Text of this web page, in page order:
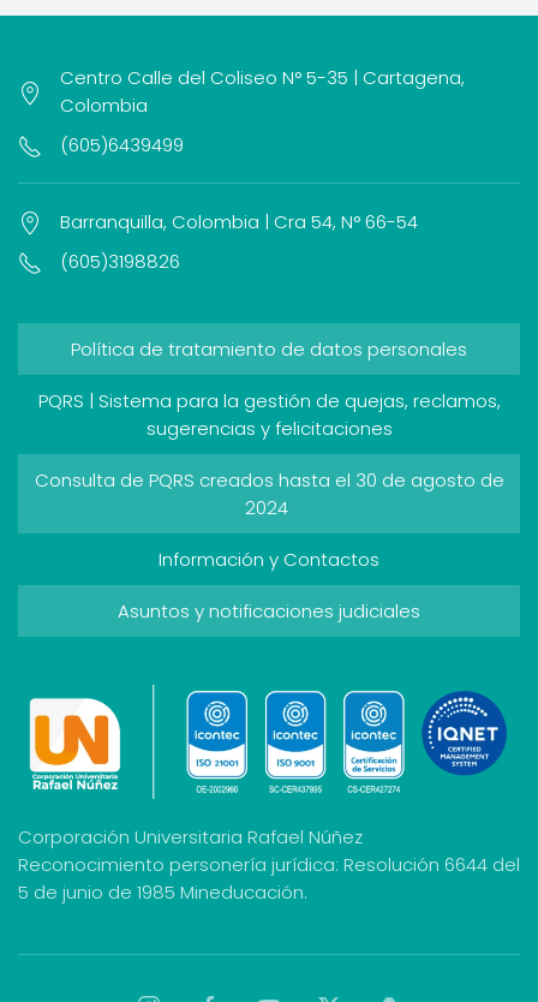
Centro Calle del Coliseo N° 5-35 | Cartagena,
Colombia
(605)6439499
Barranquilla, Colombia | Cra 54, N° 66-54
(605)3198826
Política de tratamiento de datos personales
PQRS | Sistema para la gestión de quejas, reclamos,
sugerencias y felicitaciones
Consulta de PQRS creados hasta el 30 de agosto de
2024
Información y Contactos
Asuntos y notificaciones judiciales
Corporación Universitaria Rafael Núñez
Reconocimiento personería jurídica: Resolución 6644 del
5 de junio de 1985 Mineducación.